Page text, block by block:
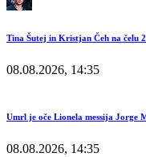
Tina Šutej in Kristjan Čeh na čelu
08.08.2026, 14:35
Umrl je oče Lionela messija Jorge
08.08.2026, 14:35